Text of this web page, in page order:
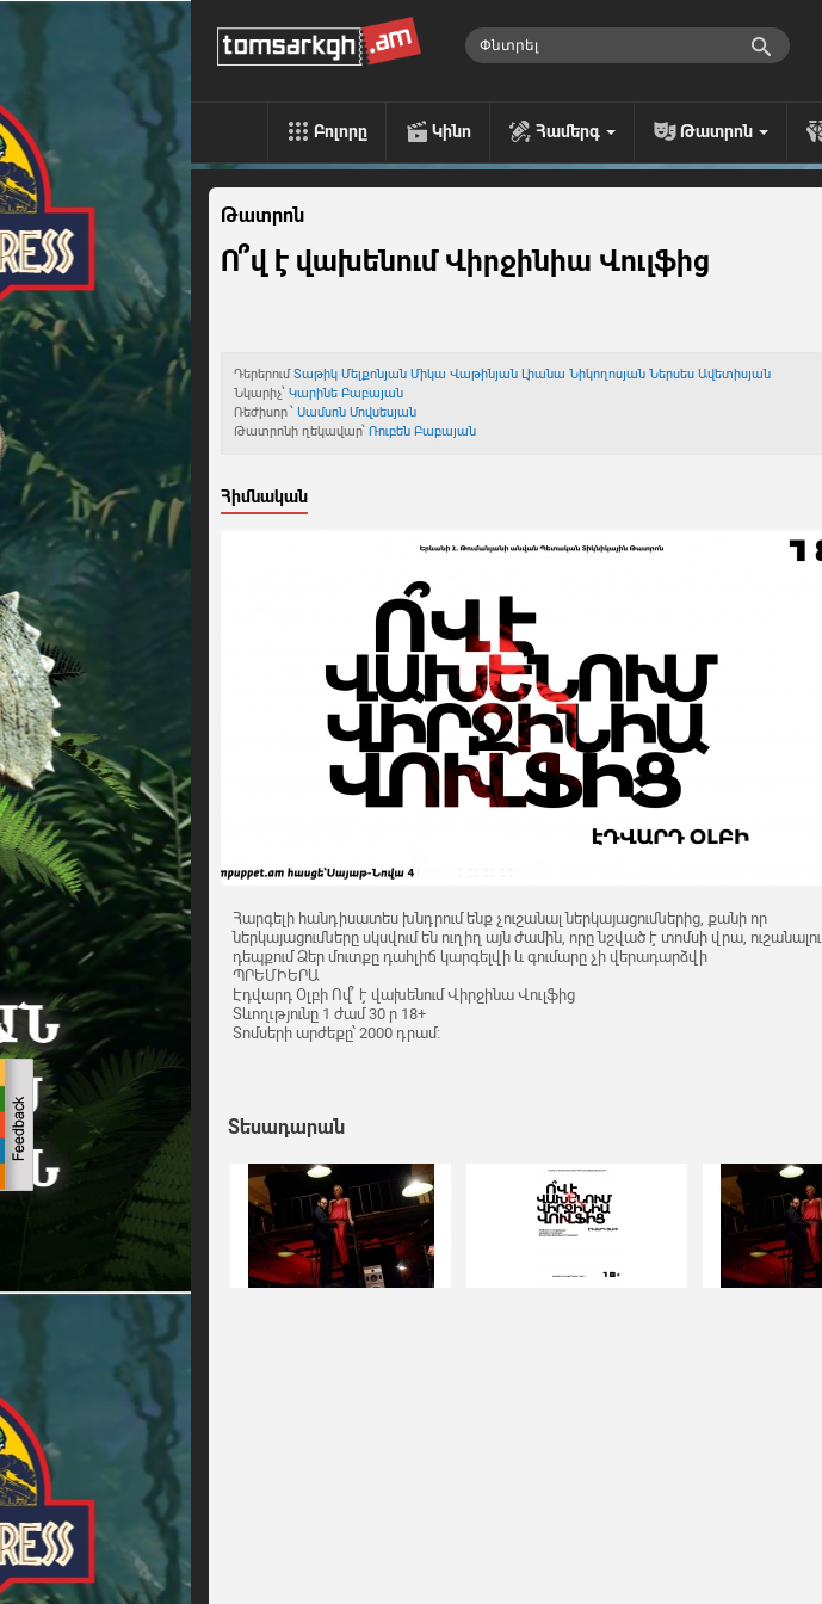
Բոլորը Կինո Համերգ Թատրոն
Թատրոն
Ո՞վ է վախենում Վիրջինիա Վուլֆից
ԴերերումՏաթիկ Մելքոնյան Միկա Վաթինյան Լիանա Նիկողոսյան Ներսես Ավետիսյան
Նկարիչ՝ Կարինե Բաբայան
Ռեժիսոր ՝ Սամսոն Մովսեսյան
Թատրոնի ղեկավար՝ Ռուբեն Բաբայան
Հիմնական
Հարգելի հանդիսատես խնդրում ենք չուշանալ ներկայացումներից, քանի որ
ներկայացումները սկսվում են ուղիղ այն ժամին, որը նշված է տոմսի վրա, ուշանալու
դեպքում Ձեր մուտքը դահլիճ կարգելվի և գումարը չի վերադարձվի
ՊՐԵՄԻԵՐԱ
Էդվարդ Օլբի Ով՞ է վախենում Վիրջինա Վուլֆից
Տևողւթյունը 1 ժամ 30 ր 18+
Տոմսերի արժեքը՝ 2000 դրամ:
Տեսադարան